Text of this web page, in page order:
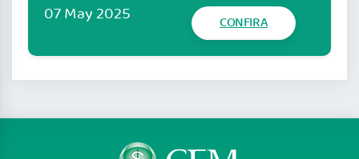
07 May 2025 CONFIRA